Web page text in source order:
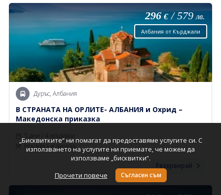
Албания от Кърджали
296 €/579 лв.
Дуръс, Албания
В СТРАНАТА НА ОРЛИТЕ- АЛБАНИЯ и Охрид –
Македонска приказка
5 дни / 4 нощувки
Нощувка и закуска
Резервирай
„Бисквитките“ ни помагат да предоставяме услугите си. С
използването на услугите ни приемате, че можем да
използваме „бисквитки“.
Прочети повече
Съгласен съм